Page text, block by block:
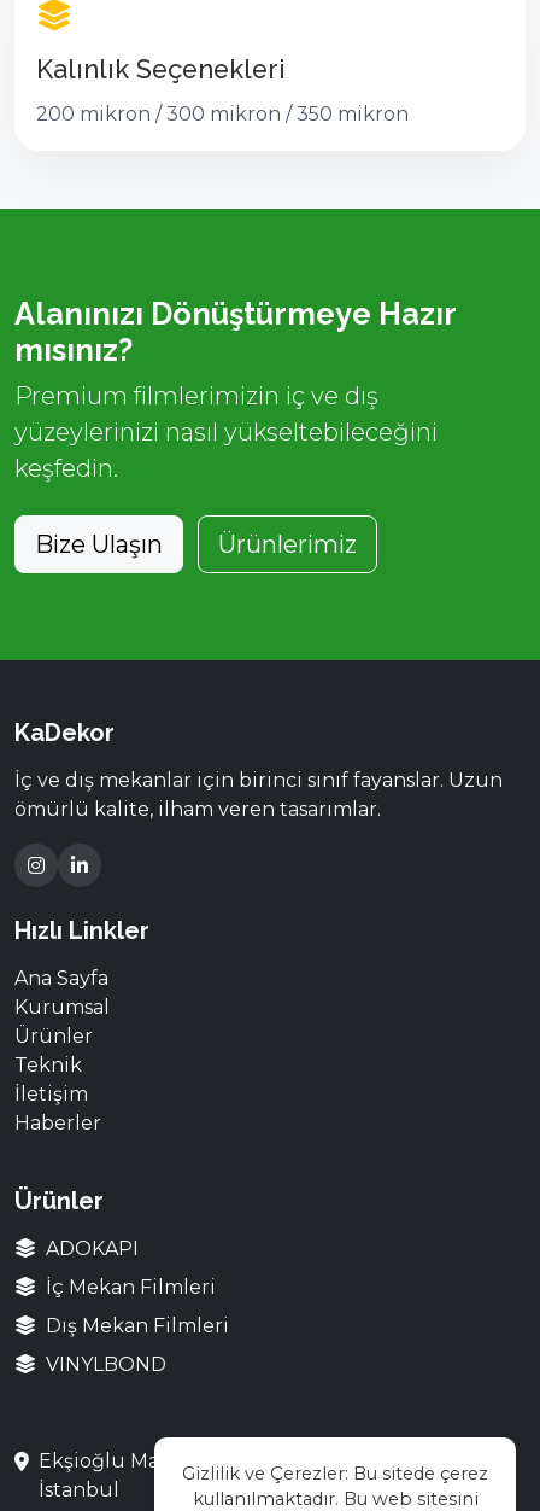
Kalınlık Seçenekleri
200 mikron / 300 mikron / 350 mikron
Alanınızı Dönüştürmeye Hazır
mısınız?
Premium filmlerimizin iç ve dış
yüzeylerinizi nasıl yükseltebileceğini
keşfedin.
Bize Ulaşın Ürünlerimiz
KaDekor
İç ve dış mekanlar için birinci sınıf fayanslar. Uzun
ömürlü kalite, ilham veren tasarımlar.
Hızlı Linkler
Ana Sayfa
Kurumsal
Ürünler
Teknik
İletişim
Haberler
Ürünler
ADOKAPI
İç Mekan Filmleri
Dış Mekan Filmleri
VINYLBOND
Ekşioğlu Mah. Saray Cad. No:3 Çekmeköy /
İstanbul
Gizlilik ve Çerezler: Bu sitede çerez
kullanılmaktadır. Bu web sitesini